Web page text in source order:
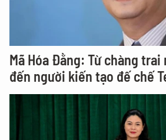
Mã Hóa Đằng: Từ chàng
đến người kiến tạo đế chế